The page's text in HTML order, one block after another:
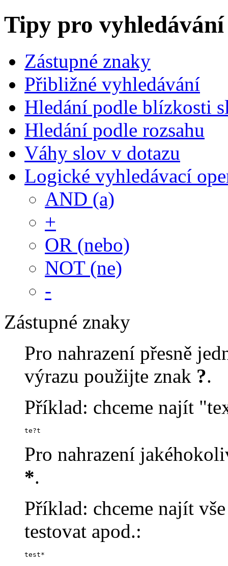
Tipy pro vyhledávání
Zástupné znaky
Přibližné vyhledávání
Hledání podle blízkosti
Hledání podle rozsahu
Váhy slov v dotazu
Logické vyhledávací
AND (a)
+
OR (nebo)
NOT (ne)
-
Zástupné znaky
Pro nahrazení přesně
výrazu použijte znak ?.
Příklad: chceme najít
te?t
Pro nahrazení
*.
Příklad: chceme najít
testovat apod.:
test*